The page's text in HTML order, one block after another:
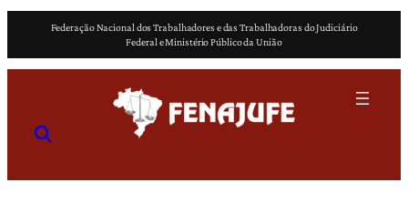
o
Federação Nacional dos Trabalhadores e das Trabalhadoras do Judiciário
Federal e Ministério Público da União